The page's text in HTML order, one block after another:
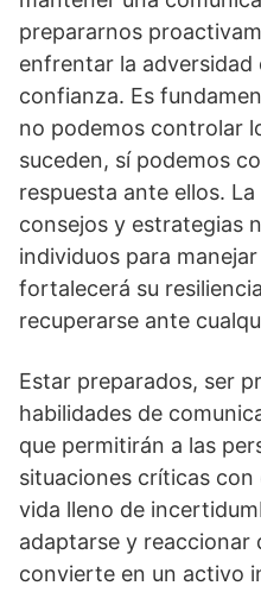
prepararnos
enfrentar la adversidad
confianza. Es
no podemos controlar
suceden, sí­ podemos
respuesta ante ellos.
consejos y estrategias
individuos para
fortalecerá su
recuperarse ante
Estar preparados, ser
habilidades de
que permitirán a las
situaciones crí­ticas
vida lleno de
adaptarse y reaccionar
convierte en un activo